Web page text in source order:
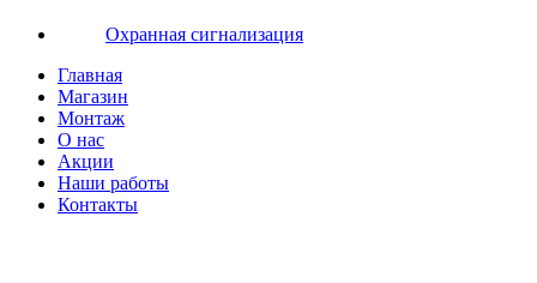
Охранная сигнализация
Главная
Магазин
Монтаж
О нас
Акции
Наши работы
Контакты